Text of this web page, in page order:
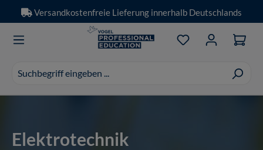
Zum Hauptinhalt springen
Versandkostenfreie Lieferung innerhalb Deutschlands
erscheinen
während
Du hast 0
Elektrotechnik